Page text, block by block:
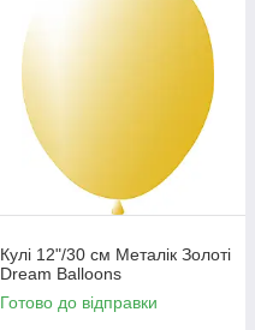
Кулі 12"/30 см Металік Золоті
Dream Balloons
Готово до відправки